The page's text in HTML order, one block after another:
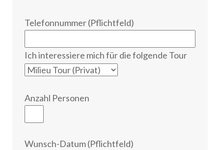
Telefonnummer (Pflichtfeld)
Ich interessiere mich für die folgende Tour
Anzahl Personen
Wunsch-Datum (Pflichtfeld)